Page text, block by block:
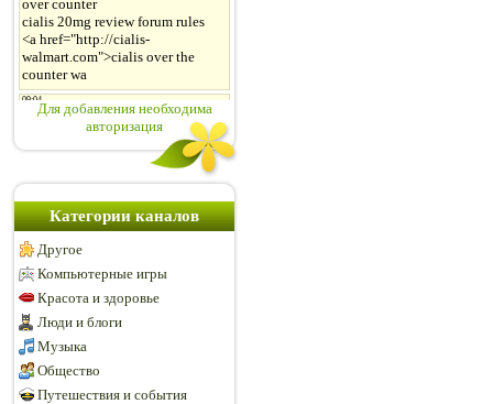
Для добавления необходима
авторизация
Категории каналов
Другое
Компьютерные игры
Красота и здоровье
Люди и блоги
Музыка
Общество
Путешествия и события